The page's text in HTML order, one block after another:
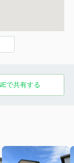
で共有する